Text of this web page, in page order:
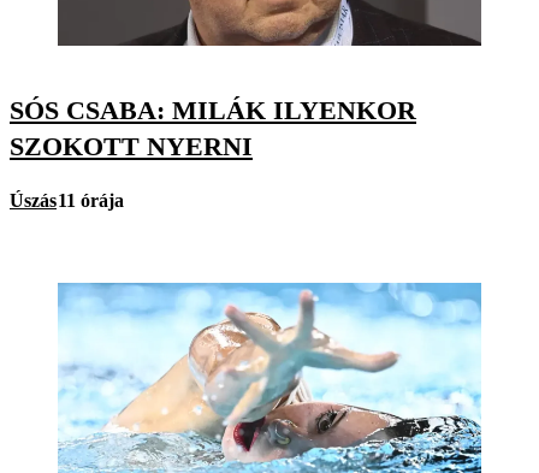
SÓS CSABA: MILÁK ILYENKOR
SZOKOTT NYERNI
Úszás11 órája